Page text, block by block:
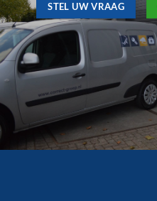
STEL UW VRAAG